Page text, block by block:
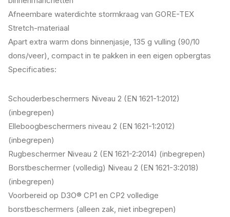
Afneembare waterdichte stormkraag van GORE-TEX
Stretch-materiaal
Apart extra warm dons binnenjasje, 135 g vulling (90/10
dons/veer), compact in te pakken in een eigen opbergtas
Specificaties:
Schouderbeschermers Niveau 2 (EN 1621-1:2012)
(inbegrepen)
Elleboogbeschermers niveau 2 (EN 1621-1:2012)
(inbegrepen)
Rugbeschermer Niveau 2 (EN 1621-2:2014) (inbegrepen)
Borstbeschermer (volledig) Niveau 2 (EN 1621-3:2018)
(inbegrepen)
Voorbereid op D3O® CP1 en CP2 volledige
borstbeschermers (alleen zak, niet inbegrepen)